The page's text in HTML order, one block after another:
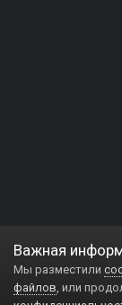
Важная
Мы разместили
файлов, или